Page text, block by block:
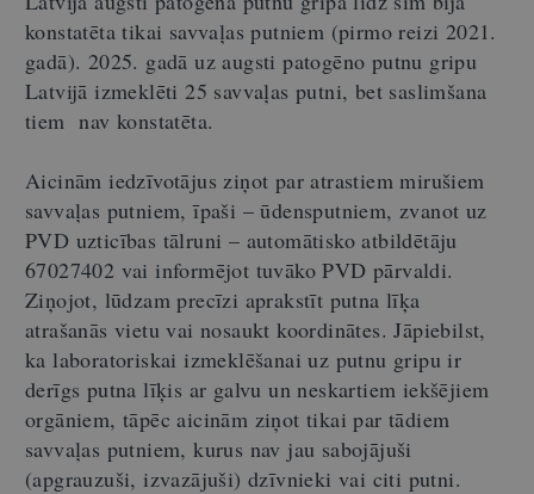
konstatēta tikai savvaļas putniem (pirmo reizi 2021.
gadā). 2025. gadā uz augsti patogēno putnu gripu
Latvijā izmeklēti 25 savvaļas putni, bet saslimšana
tiem nav konstatēta.
Aicinām iedzīvotājus ziņot par atrastiem mirušiem
savvaļas putniem, īpaši – ūdensputniem, zvanot uz
PVD uzticības tālruni – automātisko atbildētāju
67027402 vai informējot tuvāko PVD pārvaldi.
Ziņojot, lūdzam precīzi aprakstīt putna līķa
atrašanās vietu vai nosaukt koordinātes. Jāpiebilst,
ka laboratoriskai izmeklēšanai uz putnu gripu ir
derīgs putna līķis ar galvu un neskartiem iekšējiem
orgāniem, tāpēc aicinām ziņot tikai par tādiem
savvaļas putniem, kurus nav jau sabojājuši
(apgrauzuši, izvazājuši) dzīvnieki vai citi putni.